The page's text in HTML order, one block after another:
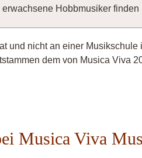
Hobbmusiker finden
und nicht an einer Musikschule
dem von Musica Viva
Musica Viva